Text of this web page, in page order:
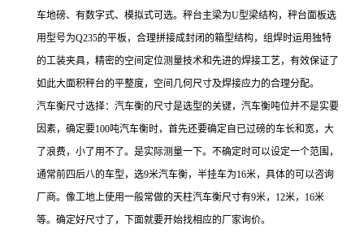
车地磅、有数字式、模拟式可选。秤台主梁为U型梁结构，秤台面板选
用型号为Q235的平板，合理拼接成封闭的箱型结构，组焊时运用独特
的工装夹具，精密的空间定位测量技术和先进的焊接工艺，有效保证了
如此大面积秤台的平整度，空间几何尺寸及焊接应力的合理分配。
汽车衡尺寸选择：汽车衡的尺寸是选型的关键，汽车衡吨位并不是实要
因素，确定要100吨汽车衡时，首先还要确定自已过磅的车长和宽，大
了浪费，小了用不了。是实际测量一下。不确定时可以设定一个范围，
通常前四后八的车型，选9米汽车衡，半挂车为16米，具体的可以咨询
厂商。像工地上使用一般常做的天柱汽车衡尺寸有9米，12米，16米
等。确定好尺寸了，下面就要开始找相应的厂家询价。